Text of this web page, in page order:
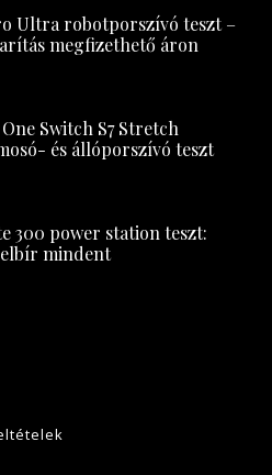
Ultra robotporszívó teszt –
megfizethető áron
Switch S7 Stretch
és állóporszívó teszt
300 power station teszt:
elbír mindent